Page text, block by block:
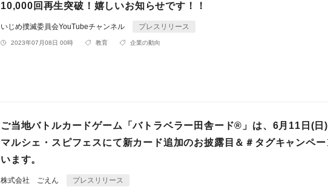
10,000回再生突破！嬉しいお知らせです！！
いじめ撲滅委員会YouTubeチャンネル プレスリリース
2023年07月08日 00時 教育 企業の動向
ご当地バトルカードゲーム「バトラベラー田舎ード®」は、6月11日(日
マルシェ・スピフェスにて新カード追加のお披露目＆＃タグキャンペ
います。
株式会社 ごえん プレスリリース